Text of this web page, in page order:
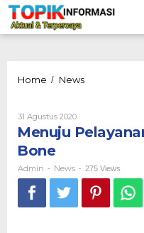
Lewati
konten
Home / NewsMenuju
Bone
31 Agustus 2020Oleh
Admin
Menuju
Bone
Admin - News - 275 Views